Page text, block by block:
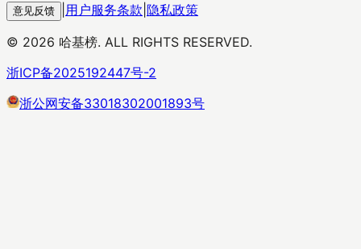
意见反馈 用户服务条款 隐私政策
© 2026 哈基榜. ALL RIGHTS RESERVED.
浙ICP备2025192447号-2
浙公网安备33018302001893号